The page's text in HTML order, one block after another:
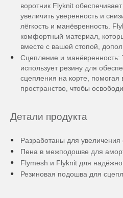
воротник Flyknit
увеличить уверенность и
лёгкость и манёвренность.
комфортный материал,
вместе с вашей стопой,
Сцепление и
использует резину для
сцепления на корте, помогая
пространство, чтобы
Детали продукта
Разработаны для увеличения
Пена в межподошве для
Flymesh и Flyknit для
Резиновая подошва для